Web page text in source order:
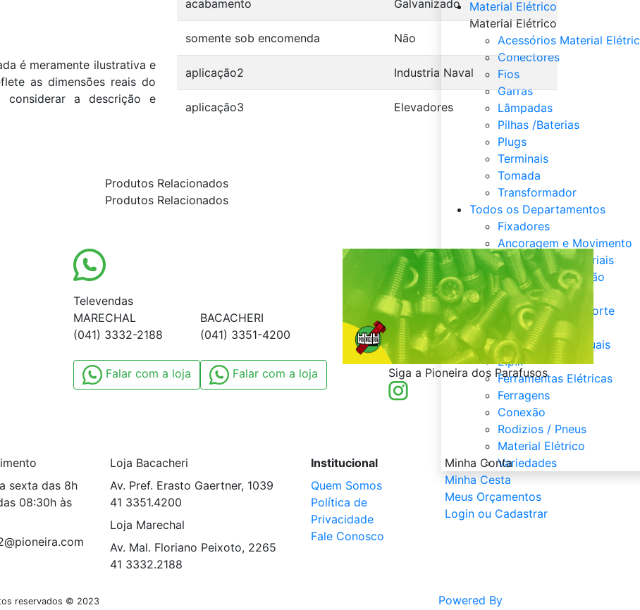
Material Elétrico
Material Elétrico
Acessórios Material
Conectores
Fios
Garras
Lâmpadas
Pilhas /Baterias
Plugs
Terminais
Tomada
Transformador
Todos os Departamentos
Fixadores
Ancoragem e Movimento
Acessórios Industriais
Químicos / Vedação
Solda
Ferramentas de Corte
Abrasivos
Ferramentas Manuais
E.p.i.
Ferramentas Elétricas
Ferragens
Conexão
Rodizios / Pneus
Material Elétrico
Variedades
é meramente ilustrativa e
as dimensões reais do
considerar a descrição e
acabamento Galvanizado
somente sob encomenda Não
aplicação2 Industria Naval
aplicação3 Elevadores
Produtos Relacionados
Produtos Relacionados
Televendas
MARECHAL
(041) 3332-2188
Falar com a loja
BACACHERI
(041) 3351-4200
Falar com a loja Siga a Pioneira dos Parafusos
sexta das 8h
08:30h às
Loja Bacacheri
Av. Pref. Erasto Gaertner, 1039
41 3351.4200
Loja Marechal
Av. Mal. Floriano Peixoto, 2265
41 3332.2188
Institucional
Quem Somos
Política de
Privacidade
Fale Conosco
Minha Conta
Minha Cesta
Meus Orçamentos
Login ou Cadastrar
reservados © 2023 Powered By